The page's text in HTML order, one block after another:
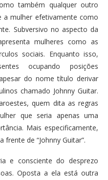
também qualquer outro
mulher efetivamente como
Subversivo no aspecto da
mulheres como as
sociais. Enquanto isso,
ocupando posições
do nome título derivar
chamado Johnny Guitar.
quem dita as regras
que seria apenas uma
Mais especificamente,
de “Johnny Guitar”.
e consciente do desprezo
Oposta a ela está outra